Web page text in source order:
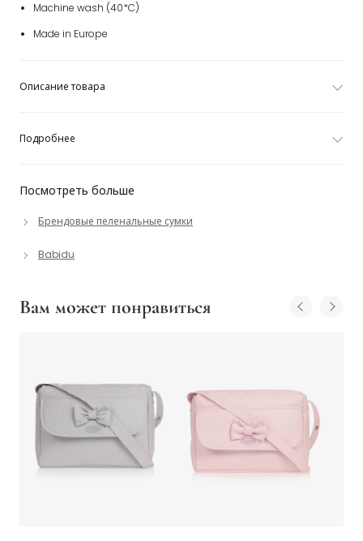
Посмотреть больше
Брендовые пеленальные сумки
Babidu
Machine wash (40*C)
Made in Europe
Описание товара
Подробнее
Вам может понравиться